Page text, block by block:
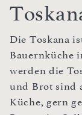
Die Toskana
Bauernküche
werden die
und Brot sind
Küche, gern